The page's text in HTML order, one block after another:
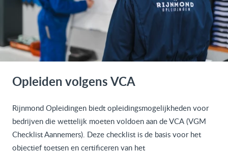
Opleiden volgens VCA
Rijnmond Opleidingen biedt opleidingsmogelijkheden voor
bedrijven die wettelijk moeten voldoen aan de VCA (VGM
Checklist Aannemers). Deze checklist is de basis voor het
objectief toetsen en certificeren van het